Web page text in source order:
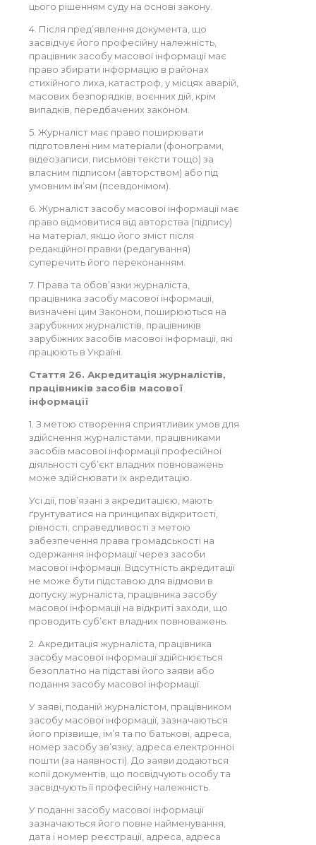
цього рішенням суду на основі закону.
4. Після пред’явлення документа, що
засвідчує його професійну належність,
працівник засобу масової інформації має
право збирати інформацію в районах
стихійного лиха, катастроф, у місцях аварій,
масових безпорядків, воєнних дій, крім
випадків, передбачених законом.
5. Журналіст має право поширювати
підготовлені ним матеріали (фонограми,
відеозаписи, письмові тексти тощо) за
власним підписом (авторством) або під
умовним ім’ям (псевдонімом).
6. Журналіст засобу масової інформації має
право відмовитися від авторства (підпису)
на матеріал, якщо його зміст після
редакційної правки (редагування)
суперечить його переконанням.
7. Права та обов’язки журналіста,
працівника засобу масової інформації,
визначені цим Законом, поширюються на
зарубіжних журналістів, працівників
зарубіжних засобів масової інформації, які
працюють в Україні.
Стаття 26. Акредитація журналістів,
працівників засобів масової
інформації
1. З метою створення сприятливих умов для
здійснення журналістами, працівниками
засобів масової інформації професійної
діяльності суб’єкт владних повноважень
може здійснювати їх акредитацію.
Усі дії, пов’язані з акредитацією, мають
ґрунтуватися на принципах відкритості,
рівності, справедливості з метою
забезпечення права громадськості на
одержання інформації через засоби
масової інформації. Відсутність акредитації
не може бути підставою для відмови в
допуску журналіста, працівника засобу
масової інформації на відкриті заходи, що
проводить суб’єкт владних повноважень.
2. Акредитація журналіста, працівника
засобу масової інформації здійснюється
безоплатно на підставі його заяви або
подання засобу масової інформації.
У заяві, поданій журналістом, працівником
засобу масової інформації, зазначаються
його прізвище, ім’я та по батькові, адреса,
номер засобу зв’язку, адреса електронної
пошти (за наявності). До заяви додаються
копії документів, що посвідчують особу та
засвідчують її професійну належність.
У поданні засобу масової інформації
зазначаються його повне найменування,
дата і номер реєстрації, адреса, адреса